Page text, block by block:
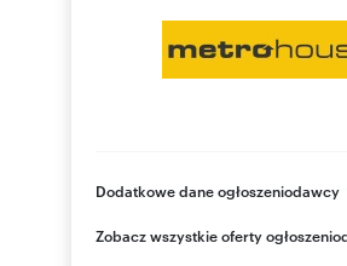
Dodatkowe dane ogłoszeniodawcy
Warszawa
Zobacz wszystkie oferty